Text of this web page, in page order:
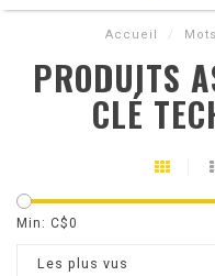
Accueil /
PRODUITS
CLÉ
Min: C$0
Les plus vus